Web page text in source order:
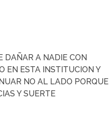
DAÑAR A NADIE CON
EN ESTA INSTITUCION Y
NO AL LADO PORQUE
Y SUERTE